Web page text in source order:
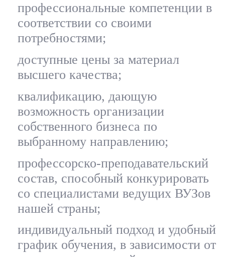
профессиональные компетенции в
соответствии со своими
потребностями;
доступные цены за материал
высшего качества;
квалификацию, дающую
возможность организации
собственного бизнеса по
выбранному направлению;
профессорско-преподавательский
состав, способный конкурировать
со специалистами ведущих ВУЗов
нашей страны;
индивидуальный подход и удобный
график обучения, в зависимости от